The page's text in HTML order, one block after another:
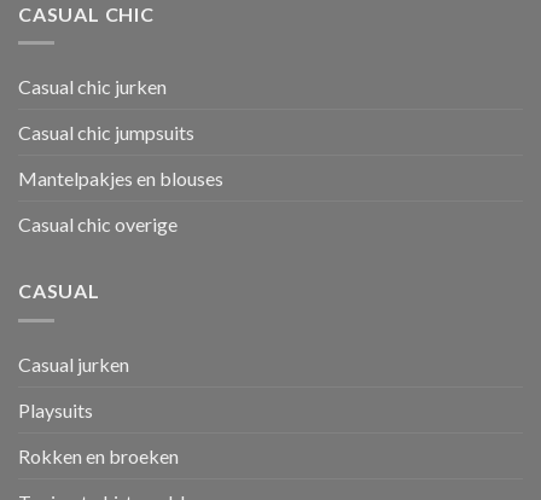
CASUAL CHIC
Casual chic jurken
Casual chic jumpsuits
Mantelpakjes en blouses
Casual chic overige
CASUAL
Casual jurken
Playsuits
Rokken en broeken